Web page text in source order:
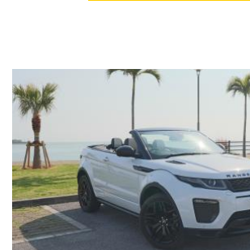
す。 走行性能も、マセラティならではの魅力。 力強く伸びのある
加速と、SUVとは思えないほどの安定感と俊
が、日常のドライブを特別な体験へと変えて
ら高速道路まで、あらゆるシーンで余裕と高
です。 このレヴァンテ グランスポーツは、記念日や特別な旅行、
撮影、ビジネスシーンなど、 「印象に残る一
に最適なモデルです。 ユニバースレンタカーでは、単なる移動手
段ではなく、 “感性に響く体験”を提供する一
ラティをご用意しました。 漆黒と赤が織りな